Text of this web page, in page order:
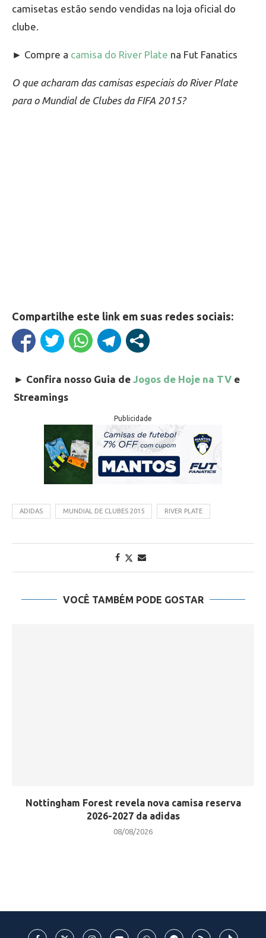
camisetas estão sendo vendidas na loja oficial do
clube.
► Compre a camisa do River Plate na Fut Fanatics
O que acharam das camisas especiais do River Plate
para o Mundial de Clubes da FIFA 2015?
Compartilhe este link em suas redes sociais:
► Confira nosso Guia de Jogos de Hoje na TV e
Streamings
Publicidade
ADIDAS MUNDIAL DE CLUBES 2015 RIVER PLATE
VOCÊ TAMBÉM PODE GOSTAR
Nottingham Forest revela nova camisa reserva
2026-2027 da adidas
08/08/2026